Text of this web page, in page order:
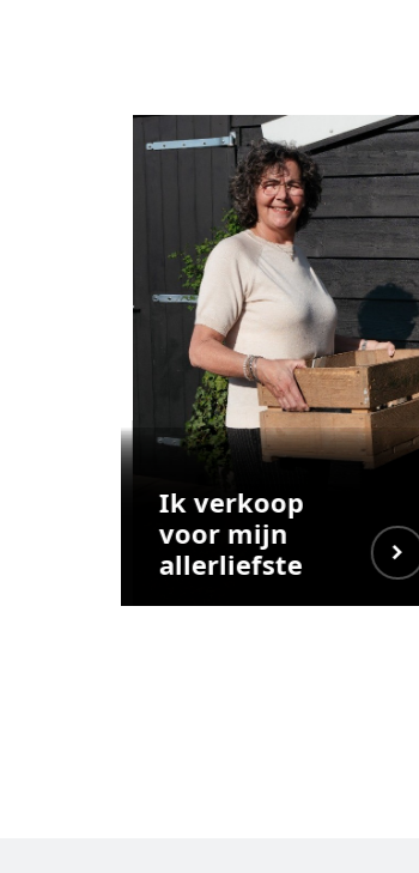
Ik verkoop
voor mijn
allerliefste